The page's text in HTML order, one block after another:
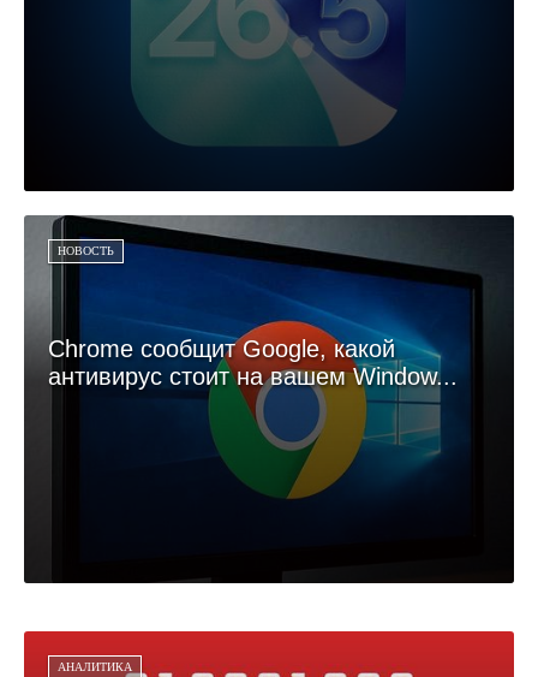
НОВОСТЬ
Chrome сообщит Google, какой
антивирус стоит на вашем Window...
АНАЛИТИКА